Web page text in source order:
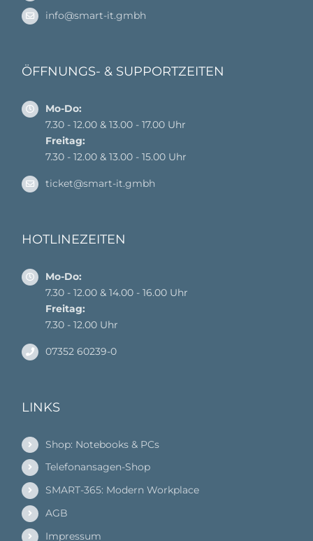
info@smart-it.gmbh
ÖFFNUNGS- & SUPPORTZEITEN
Mo-Do:
7.30 - 12.00 & 13.00 - 17.00 Uhr
Freitag:
7.30 - 12.00 & 13.00 - 15.00 Uhr
ticket@smart-it.gmbh
HOTLINEZEITEN
Mo-Do:
7.30 - 12.00 & 14.00 - 16.00 Uhr
Freitag:
7.30 - 12.00 Uhr
07352 60239-0
LINKS
Shop: Notebooks & PCs
Telefonansagen-Shop
SMART-365: Modern Workplace
AGB
Impressum